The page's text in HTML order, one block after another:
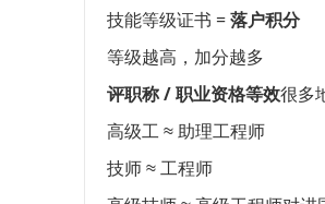
技能等级证书 =落户积分
等级越高，加分越多
评职称 / 职业资格等效很多
高级工 ≈ 助理工程师
技师 ≈ 工程师